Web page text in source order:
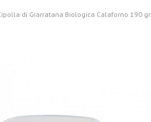
di Giarratana Biologica Calaforno 190 gr